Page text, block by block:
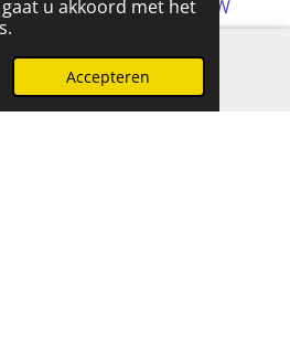
gaat u akkoord met het
Accepteren
Utrecht 70316023 . BTW
E-mailadres